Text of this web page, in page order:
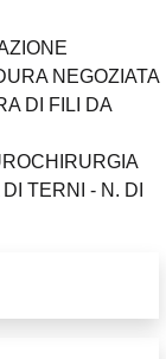
NEGOZIATA
DI FILI DA
TERNI - N. DI